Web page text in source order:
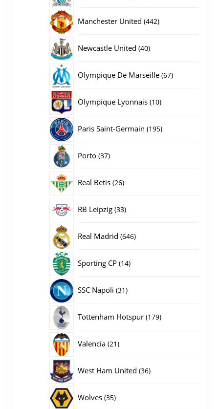
Manchester United 442442
Newcastle United 4040
Olympique De Marseille 6767
Olympique Lyonnais 1010
Paris Saint-Germain 195195
Porto 3737
Real Betis 2626
RB Leipzig 3333
Real Madrid 646646
Sporting CP 1414
SSC Napoli 3131
Tottenham Hotspur 179179
Valencia 2121
West Ham United 3636
Wolves 3535